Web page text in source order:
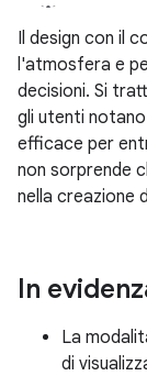
Il design con il
l'atmosfera e
decisioni. Si
gli utenti
efficace per
non sorprende
nella creazione
In
La
di